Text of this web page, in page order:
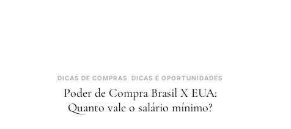
DICAS DE COMPRAS DICAS E OPORTUNIDADES
Poder de Compra Brasil X EUA:
Quanto vale o salário mínimo?